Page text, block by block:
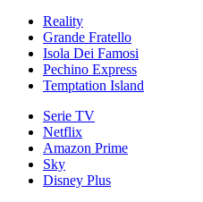
Reality
Grande Fratello
Isola Dei Famosi
Pechino Express
Temptation Island
Serie TV
Netflix
Amazon Prime
Sky
Disney Plus